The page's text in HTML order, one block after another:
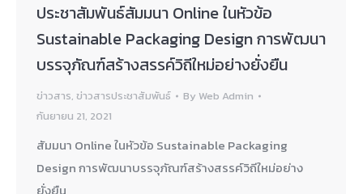
ประชาสัมพันธ์สัมมนา Online ในหัวข้อ
Sustainable Packaging Design การพัฒนา
บรรจุภัณฑ์สร้างสรรค์วิถีใหม่อย่างยั่งยืน
ข่าวสาร, ข่าวสารประชาสัมพันธ์ By Web Admin
กันยายน 21, 2021
สัมมนา Online ในหัวข้อ Sustainable Packaging
Design การพัฒนาบรรจุภัณฑ์สร้างสรรค์วิถีใหม่อย่าง